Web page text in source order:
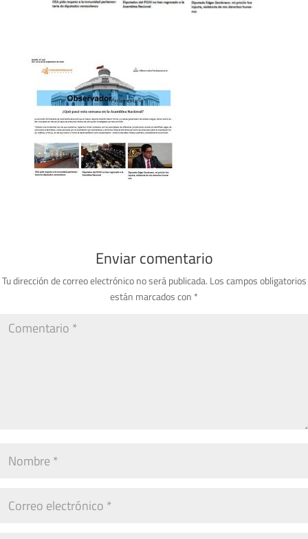
Enviar comentario
Tu dirección de correo electrónico no será publicada. Los campos obligatorios
están marcados con *